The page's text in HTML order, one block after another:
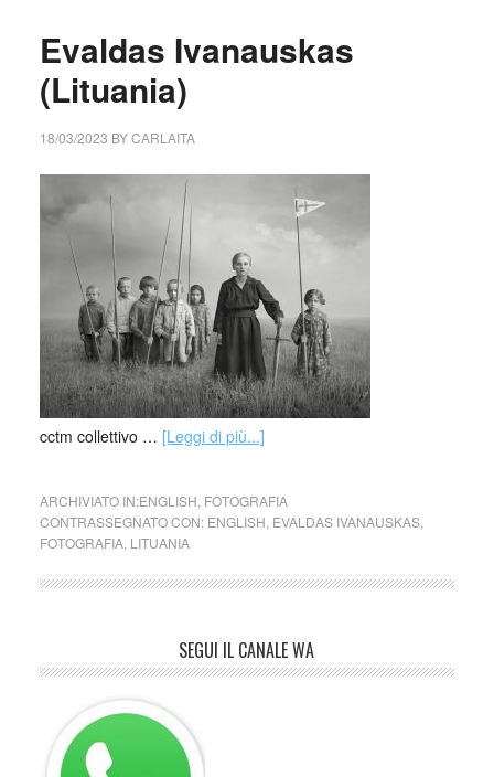
Evaldas Ivanauskas
(Lituania)
18/03/2023 BYCARLAITA
cctm collettivo … [Leggi di più...]
ARCHIVIATO IN:ENGLISH FOTOGRAFIA
CONTRASSEGNATO CON: ENGLISH EVALDAS IVANAUSKAS,
FOTOGRAFIA, LITUANIA
SEGUI IL CANALE WA